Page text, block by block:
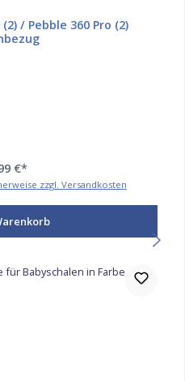
/ Pebble 360 Pro (2)
€*
zzgl. Versandkosten